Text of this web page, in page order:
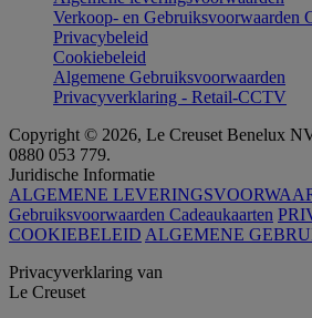
Verkoop- en Gebruiksvoorwaarden
Privacybeleid
Cookiebeleid
Algemene Gebruiksvoorwaarden
Privacyverklaring - Retail-CCTV
Copyright © 2026, Le Creuset Benelux
0880 053 779.
Juridische Informatie
ALGEMENE
Gebruiksvoorwaarden Cadeaukaarten
COOKIEBELEID ALGEMENE
Privacyverklaring van
Le Creuset